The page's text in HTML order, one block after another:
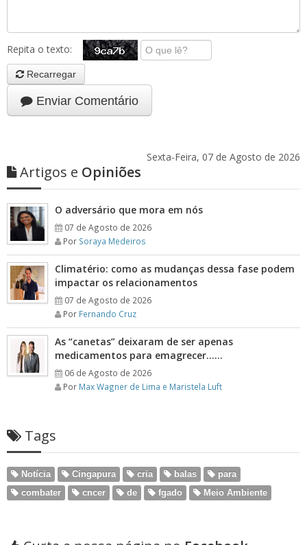
Repita o texto:
Recarregar
Enviar Comentário
Sexta-Feira, 07 de Agosto de 2026
Artigos e Opiniões
O adversário que mora em nós
07 de Agosto de 2026
Por Soraya Medeiros
Climatério: como as mudanças dessa fase podem
impactar os relacionamentos
07 de Agosto de 2026
Por Fernando Cruz
As “canetas” deixaram de ser apenas
medicamentos para emagrecer……
06 de Agosto de 2026
Por Max Wagner de Lima e Maristela Luft
Tags
Notícia Cingapura cria balas
para
combater
cncer de fgado Meio Ambiente